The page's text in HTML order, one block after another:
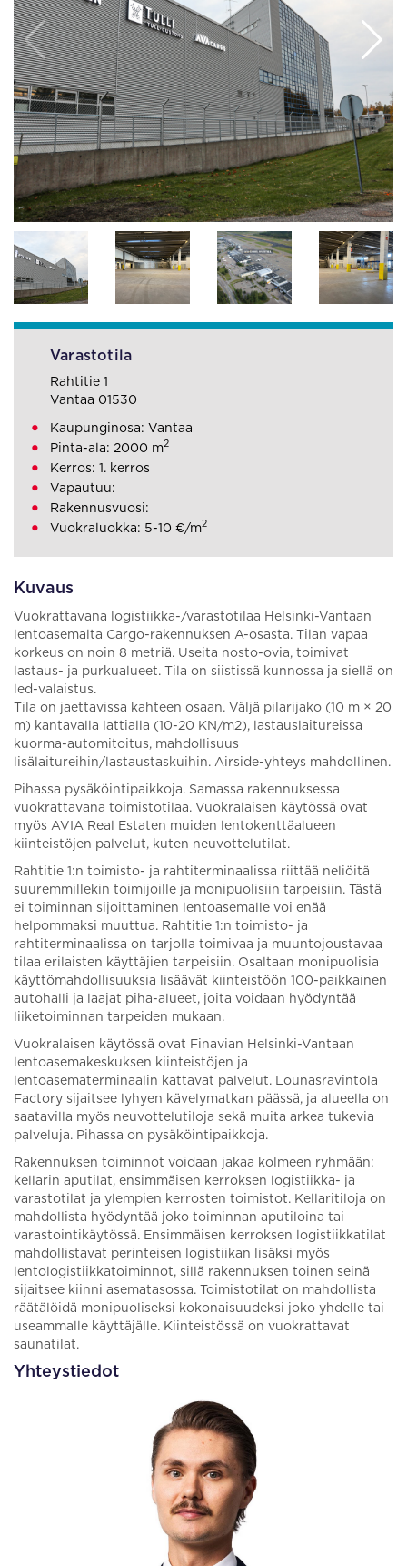
Kuvaus
Vuokrattavana logistiikka-/varastotilaa Helsinki-Vantaan
lentoasemalta Cargo-rakennuksen A-osasta. Tilan vapaa
korkeus on noin 8 metriä. Useita nosto-ovia, toimivat
lastaus- ja purkualueet. Tila on siistissä kunnossa ja siellä on
led-valaistus.
Tila on jaettavissa kahteen osaan. Väljä pilarijako (10 m × 20
m) kantavalla lattialla (10-20 KN/m2), lastauslaitureissa
kuorma-automitoitus, mahdollisuus
lisälaitureihin/lastaustaskuihin. Airside-yhteys mahdollinen.
Pihassa pysäköintipaikkoja. Samassa rakennuksessa
vuokrattavana toimistotilaa. Vuokralaisen käytössä ovat
myös AVIA Real Estaten muiden lentokenttäalueen
kiinteistöjen palvelut, kuten neuvottelutilat.
Rahtitie 1:n toimisto- ja rahtiterminaalissa riittää neliöitä
suuremmillekin toimijoille ja monipuolisiin tarpeisiin. Tästä
ei toiminnan sijoittaminen lentoasemalle voi enää
helpommaksi muuttua. Rahtitie 1:n toimisto- ja
rahtiterminaalissa on tarjolla toimivaa ja muuntojoustavaa
tilaa erilaisten käyttäjien tarpeisiin. Osaltaan monipuolisia
käyttömahdollisuuksia lisäävät kiinteistöön 100-paikkainen
autohalli ja laajat piha-alueet, joita voidaan hyödyntää
liiketoiminnan tarpeiden mukaan.
Vuokralaisen käytössä ovat Finavian Helsinki-Vantaan
lentoasemakeskuksen kiinteistöjen ja
lentoasematerminaalin kattavat palvelut. Lounasravintola
Factory sijaitsee lyhyen kävelymatkan päässä, ja alueella on
saatavilla myös neuvottelutiloja sekä muita arkea tukevia
palveluja. Pihassa on pysäköintipaikkoja.
Rakennuksen toiminnot voidaan jakaa kolmeen ryhmään:
kellarin aputilat, ensimmäisen kerroksen logistiikka- ja
varastotilat ja ylempien kerrosten toimistot. Kellaritiloja on
mahdollista hyödyntää joko toiminnan aputiloina tai
varastointikäytössä. Ensimmäisen kerroksen logistiikkatilat
mahdollistavat perinteisen logistiikan lisäksi myös
lentologistiikkatoiminnot, sillä rakennuksen toinen seinä
sijaitsee kiinni asematasossa. Toimistotilat on mahdollista
räätälöidä monipuoliseksi kokonaisuudeksi joko yhdelle tai
useammalle käyttäjälle. Kiinteistössä on vuokrattavat
saunatilat.
Yhteystiedot
Varastotila
Rahtitie 1
Vantaa 01530
Kaupunginosa: Vantaa
Pinta-ala: 2000 m2
Kerros: 1. kerros
Vapautuu:
Rakennusvuosi:
Vuokraluokka: 5-10 €/m2